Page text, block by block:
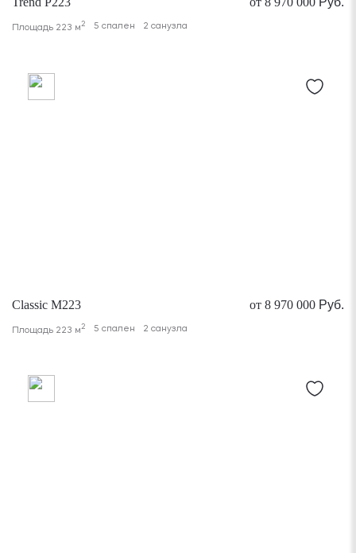
Площадь 223 м2 5 спален 2 санузла
Classic M223 от 8 970 000 Руб.
Площадь 223 м2 5 спален 2 санузла